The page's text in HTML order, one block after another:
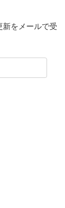
新をメールで受